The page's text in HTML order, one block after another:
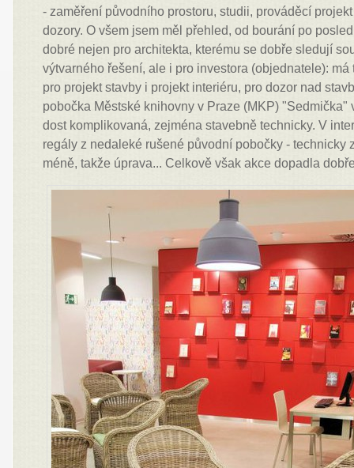
- zaměření původního prostoru, studii, prováděcí
dozory. O všem jsem měl přehled, od bourání po
dobré nejen pro architekta, kterému se dobře sledují
výtvarného řešení, ale i pro investora (objednatele):
pro projekt stavby i projekt interiéru, pro dozor nad
pobočka Městské knihovny v Praze (MKP) "Sedmička"
dost komplikovaná, zejména stavebně technicky. V
regály z nedaleké rušené původní pobočky - technicky
méně, takže úprava... Celkově však akce dopadla